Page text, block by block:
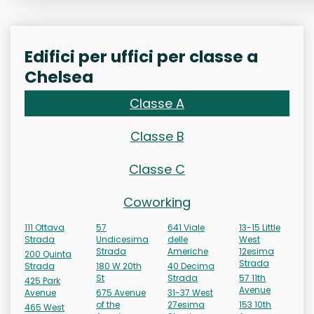
Edifici per uffici per classe a
Chelsea
Classe A
Classe B
Classe C
Coworking
111 Ottava
Strada
200 Quinta
Strada
425 Park
Avenue
465 West
57
Undicesima
Strada
180 W 20th
St
675 Avenue
of the
641 Viale
delle
Americhe
40 Decima
Strada
31-37 West
27esima
13-15 Little
West
12esima
Strada
57 11th
Avenue
153 10th